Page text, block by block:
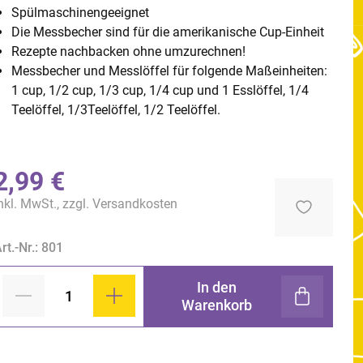
Spülmaschinengeeignet
Die Messbecher sind für die amerikanische Cup-Einheit
Rezepte nachbacken ohne umzurechnen!
Messbecher und Messlöffel für folgende Maßeinheiten:
1 cup, 1/2 cup, 1/3 cup, 1/4 cup und 1 Esslöffel, 1/4
Teelöffel, 1/3Teelöffel, 1/2 Teelöffel.
€
MwSt., zzgl. Versandkosten
Nr.: 801
In den
Warenkorb